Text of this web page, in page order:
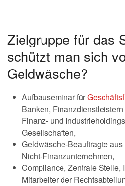
Zielgruppe für das
schützt man sich
Geldwäsche?
Aufbauseminar für
Banken,
Finanz- und
Gesellschaften,
Geldwäsche-Beauftragte
Nicht-Finanzunternehmen,
Compliance, Zentrale Stelle,
Mitarbeiter der